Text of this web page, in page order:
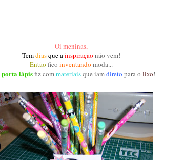
Oi meninas,
Temdiasque ainspiração não vem!
Então fico inventando moda...
porta lápisfiz commateriaisque iamdireto para o lixo!